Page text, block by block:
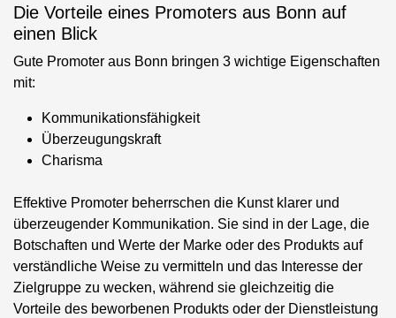
Die Vorteile eines Promoters aus Bonn auf
einen Blick
Gute Promoter aus Bonn bringen 3 wichtige Eigenschaften
mit:
Kommunikationsfähigkeit
Überzeugungskraft
Charisma
Effektive Promoter beherrschen die Kunst klarer und
überzeugender Kommunikation. Sie sind in der Lage, die
Botschaften und Werte der Marke oder des Produkts auf
verständliche Weise zu vermitteln und das Interesse der
Zielgruppe zu wecken, während sie gleichzeitig die
Vorteile des beworbenen Produkts oder der Dienstleistung